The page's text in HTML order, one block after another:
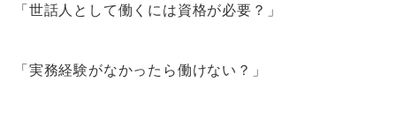
「世話人として働くには資格が必要？」
「実務経験がなかったら働けない？」